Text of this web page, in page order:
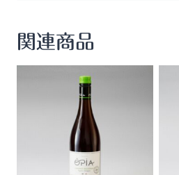
関連商品